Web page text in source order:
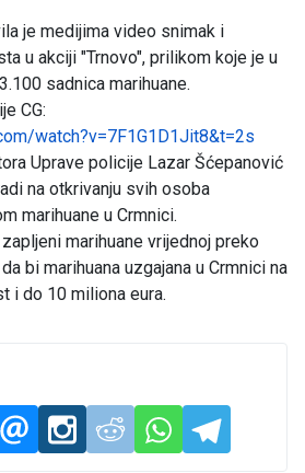
je medijima video snimak i
u akciji "Trnovo", prilikom koje je u
sadnica marihuane.
CG:
watch?v=7F1G1D1Jit8&t=2s
Uprave policije Lazar Šćepanović
na otkrivanju svih osoba
marihuane u Crmnici.
marihuane vrijednoj preko
bi marihuana uzgajana u Crmnici na
i do 10 miliona eura.